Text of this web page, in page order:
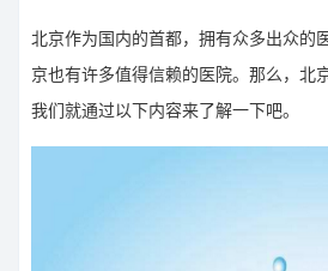
北京作为国内的首都，拥有众多出众的
京也有许多值得信赖的医院。那么，北
我们就通过以下内容来了解一下吧。